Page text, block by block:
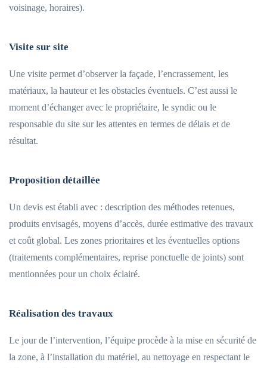
voisinage, horaires).
Visite sur site
Une visite permet d’observer la façade, l’encrassement, les
matériaux, la hauteur et les obstacles éventuels. C’est aussi le
moment d’échanger avec le propriétaire, le syndic ou le
responsable du site sur les attentes en termes de délais et de
résultat.
Proposition détaillée
Un devis est établi avec : description des méthodes retenues,
produits envisagés, moyens d’accès, durée estimative des travaux
et coût global. Les zones prioritaires et les éventuelles options
(traitements complémentaires, reprise ponctuelle de joints) sont
mentionnées pour un choix éclairé.
Réalisation des travaux
Le jour de l’intervention, l’équipe procède à la mise en sécurité de
la zone, à l’installation du matériel, au nettoyage en respectant le